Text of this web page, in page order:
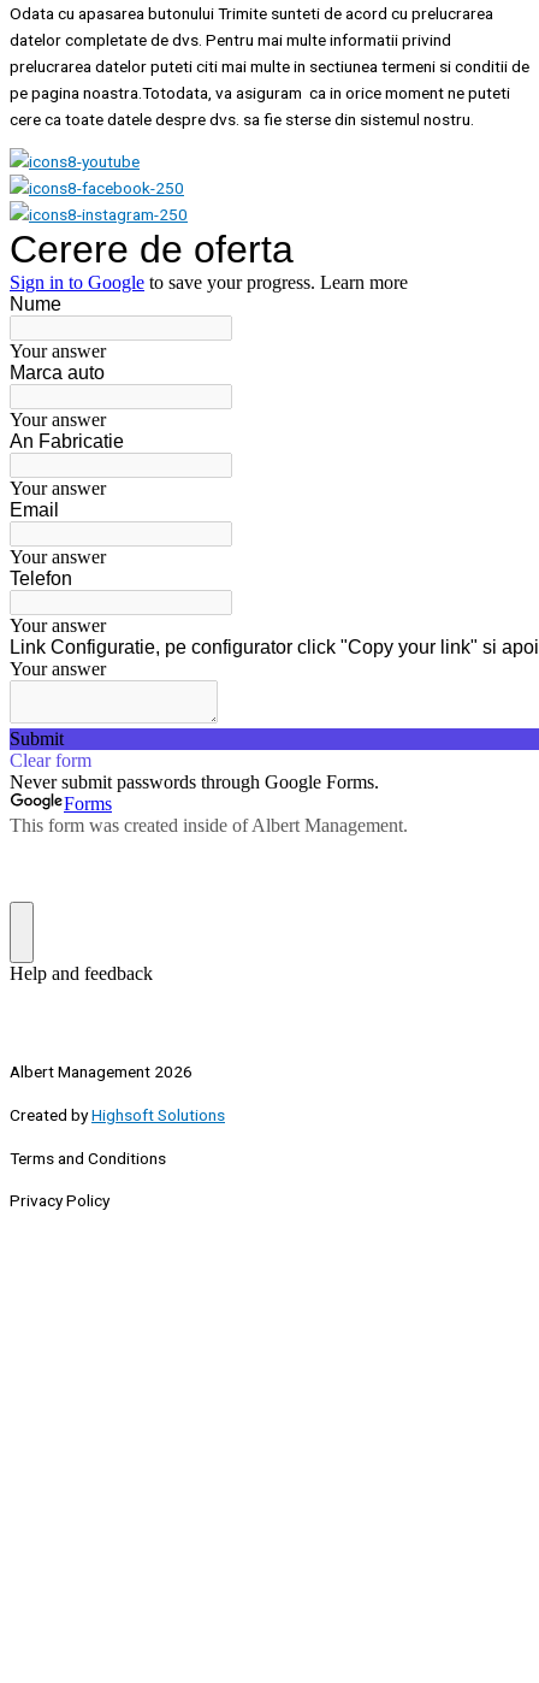
Odata cu apasarea butonului Trimite sunteti de acord cu prelucrarea
datelor completate de dvs. Pentru mai multe informatii privind
prelucrarea datelor puteti citi mai multe in sectiunea termeni si conditii de
pe pagina noastra.Totodata, va asiguram ca in orice moment ne puteti
cere ca toate datele despre dvs. sa fie sterse din sistemul nostru.
Albert Management 2026
Created byHighsoft Solutions
Terms and Conditions
Privacy Policy